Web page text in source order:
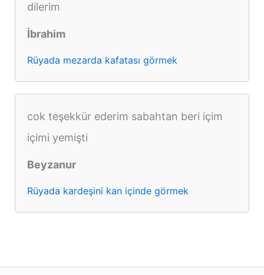
dilerim
İbrahim
Rüyada mezarda kafatası görmek
cok teşekkür ederim sabahtan beri içim
içimi yemişti
Beyzanur
Rüyada kardeşini kan içinde görmek